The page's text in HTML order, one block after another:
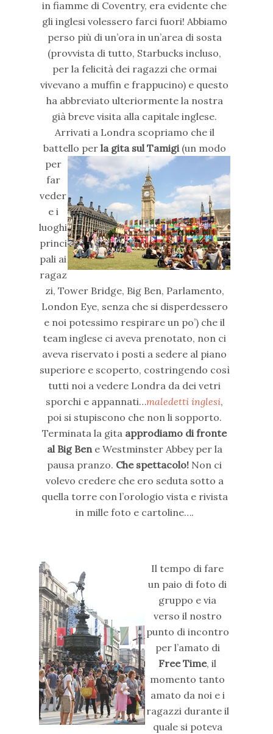
in fiamme di Coventry, era evidente che
gli inglesi volessero farci fuori! Abbiamo
perso più di un’ora in un’area di sosta
(provvista di tutto, Starbucks incluso,
per la felicità dei ragazzi che ormai
vivevano a muffin e frappucino) e questo
ha abbreviato ulteriormente la nostra
già breve visita alla capitale inglese.
Arrivati a Londra scopriamo che il
battello per la gita sul Tamigi (un modo
per
far
veder
e i
luoghi
princi
pali ai
ragaz
zi, Tower Bridge, Big Ben, Parlamento,
London Eye, senza che si disperdessero
e noi potessimo respirare un po’) che il
team inglese ci aveva prenotato, non ci
aveva riservato i posti a sedere al piano
superiore e scoperto, costringendo così
tutti noi a vedere Londra da dei vetri
sporchi e appannati…maledetti inglesi,
poi si stupiscono che non li sopporto.
Terminata la gita approdiamo di fronte
al Big Bene Westminster Abbey per la
pausa pranzo. Che spettacolo! Non ci
volevo credere che ero seduta sotto a
quella torre con l’orologio vista e rivista
in mille foto e cartoline….
Il tempo di fare
un paio di foto di
gruppo e via
verso il nostro
punto di incontro
per l’amato di
Free Time, il
momento tanto
amato da noi e i
ragazzi durante il
quale si poteva